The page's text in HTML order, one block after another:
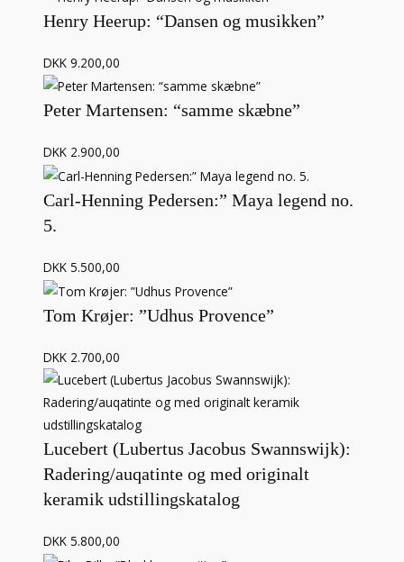
Henry Heerup: “Dansen og musikken”
DKK 9.200,00
Peter Martensen: “samme skæbne”
DKK 2.900,00
Carl-Henning Pedersen:” Maya legend no.
5.
DKK 5.500,00
Tom Krøjer: ”Udhus Provence”
DKK 2.700,00
Lucebert (Lubertus Jacobus Swannswijk):
Radering/auqatinte og med originalt
keramik udstillingskatalog
DKK 5.800,00